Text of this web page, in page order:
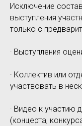
Исключение
выступления
только с
· Выступления
· Коллектив или
участвовать в
· Видео к участию
(концерта,